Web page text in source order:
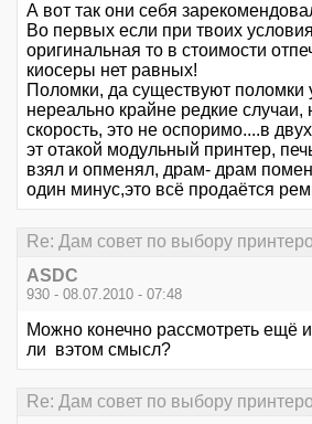
А вот так они себя
Во первых если при твоих
оригинальная то в стоимости
киосеры нет равных!
Поломки, да существуют поломки
нереально крайне редкие случаи,
скорость, это не оспоримо....в
эт отакой модульный принтер,
взял и опменял, драм- драм
один минус,это всё продаётся
Re: Дам совет по выбору
ASDC
930 - 08.07.2010 - 07:48
Можно конечно рассмотреть ещё
ли вэтом смысл?
Re: Дам совет по выбору